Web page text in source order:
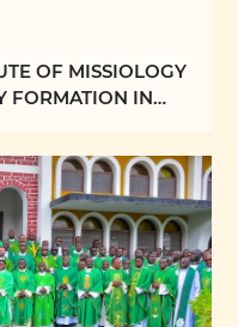
OF MISSIOLOGY
FORMATION IN